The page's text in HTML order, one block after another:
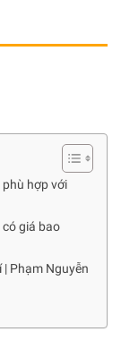
phù hợp với
giá bao
Phạm Nguyễn